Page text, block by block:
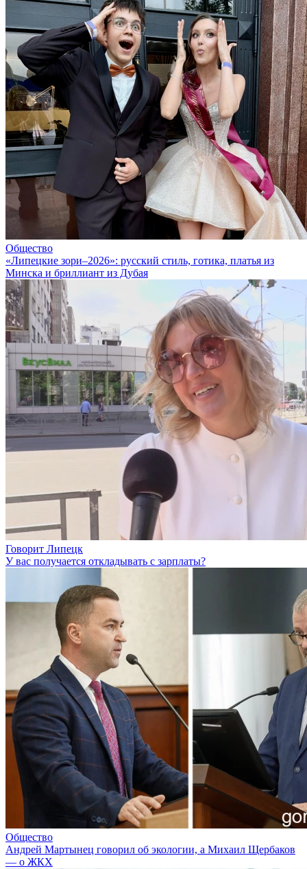
Общество
«Липецкие зори–2026»: русский стиль, готика, платья из
Минска и бриллиант из Дубая
Говорит Липецк
У вас получается откладывать с зарплаты?
Общество
Андрей Мартынец говорил об экологии, а Михаил Щербаков
— о ЖКХ